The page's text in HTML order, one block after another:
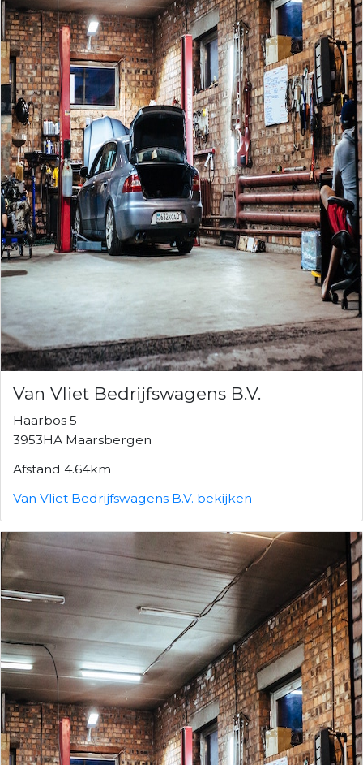
Van Vliet Bedrijfswagens B.V.
Haarbos 5
3953HA Maarsbergen
Afstand 4.64km
Van Vliet Bedrijfswagens B.V. bekijken